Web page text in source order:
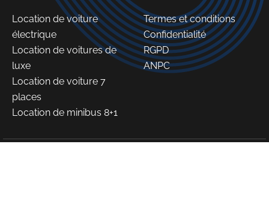
Location de voiture
électrique
Location de voitures de
luxe
Location de voiture 7
places
Location de minibus 8+1
Termes et conditions
Confidentialité
RGPD
ANPC